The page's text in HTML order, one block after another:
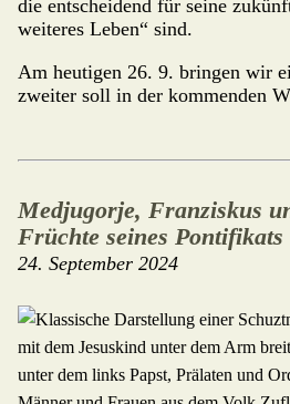
die entscheidend für seine
weiteres Leben“ sind.
Am heutigen 26. 9. bringen wir
zweiter soll in der kommenden
Medjugorje, Franziskus
Früchte seines Pontifikats
24. September 2024